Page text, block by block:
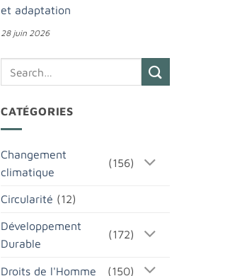
et adaptation
28 juin 2026
CATÉGORIES
Changement
climatique
(156)
Circularité (12)
Développement
Durable
(172)
Droits de l'Homme (150)